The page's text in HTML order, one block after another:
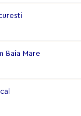
Baia Mare